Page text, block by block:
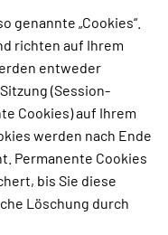
genannte „Cookies“.
richten auf Ihrem
entweder
(Session-
Cookies) auf Ihrem
werden nach Ende
Permanente Cookies
bis Sie diese
Löschung durch